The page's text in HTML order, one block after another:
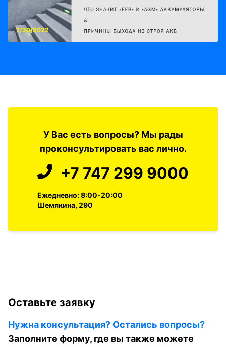
7/30/2022
У Вас есть вопросы? Мы рады
проконсультировать вас лично.
+7 747 299 9000
Ежедневно: 8:00-20:00
Шемякина, 290
Оставьте заявку
Нужна консультация? Остались вопросы?
Заполните форму, где вы также можете